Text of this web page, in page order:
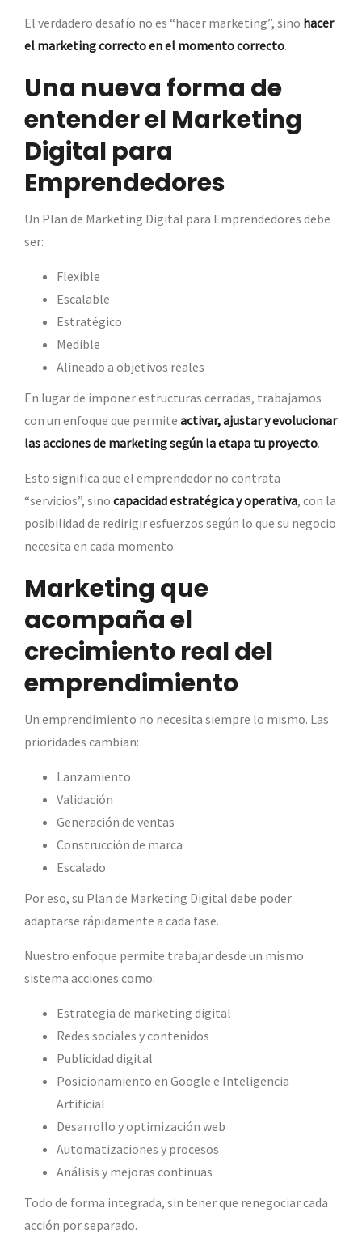
El verdadero desafío no es “hacer marketing”, sino hacer
el marketing correcto en el momento correcto.
Una nueva forma de
entender el Marketing
Digital para
Emprendedores
Un Plan de Marketing Digital para Emprendedores debe
ser:
Flexible
Escalable
Estratégico
Medible
Alineado a objetivos reales
En lugar de imponer estructuras cerradas, trabajamos
con un enfoque que permite activar, ajustar y evolucionar
las acciones de marketing según la etapa tu proyecto.
Esto significa que el emprendedor no contrata
“servicios”, sino capacidad estratégica y operativa, con la
posibilidad de redirigir esfuerzos según lo que su negocio
necesita en cada momento.
Marketing que
acompaña el
crecimiento real del
emprendimiento
Un emprendimiento no necesita siempre lo mismo. Las
prioridades cambian:
Lanzamiento
Validación
Generación de ventas
Construcción de marca
Escalado
Por eso, su Plan de Marketing Digital debe poder
adaptarse rápidamente a cada fase.
Nuestro enfoque permite trabajar desde un mismo
sistema acciones como:
Estrategia de marketing digital
Redes sociales y contenidos
Publicidad digital
Posicionamiento en Google e Inteligencia
Artificial
Desarrollo y optimización web
Automatizaciones y procesos
Análisis y mejoras continuas
Todo de forma integrada, sin tener que renegociar cada
acción por separado.